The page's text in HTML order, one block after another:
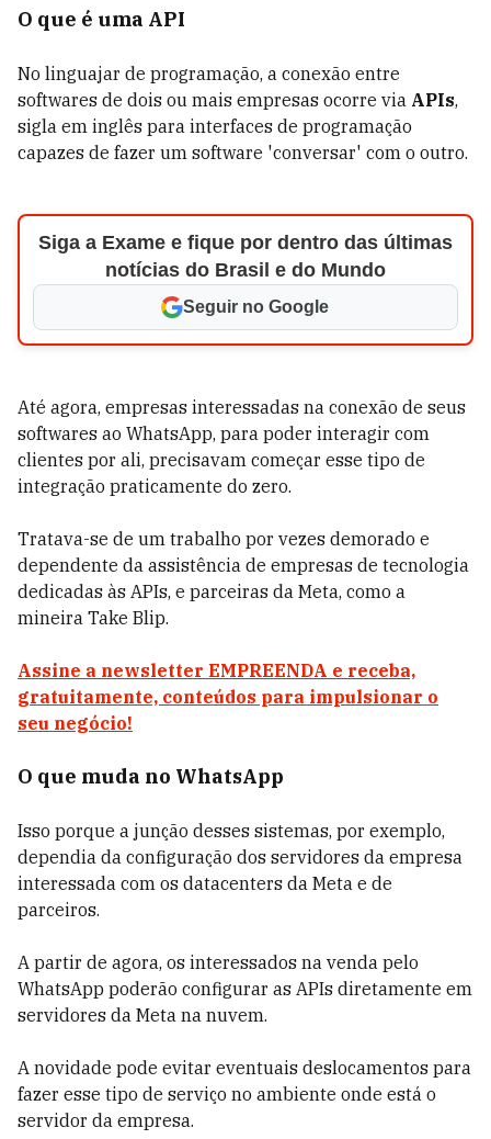
O que é uma API
No linguajar de programação, a conexão entre
softwares de dois ou mais empresas ocorre via APIs,
sigla em inglês para interfaces de programação
capazes de fazer um software 'conversar' com o outro.
Siga a Exame e fique por dentro das últimas
notícias do Brasil e do Mundo
Seguir no Google
Até agora, empresas interessadas na conexão de seus
softwares ao WhatsApp, para poder interagir com
clientes por ali, precisavam começar esse tipo de
integração praticamente do zero.
Tratava-se de um trabalho por vezes demorado e
dependente da assistência de empresas de tecnologia
dedicadas às APIs, e parceiras da Meta, como a
mineira Take Blip.
Assine a newsletter EMPREENDA e receba,
gratuitamente, conteúdos para impulsionar o
seu negócio!
O que muda no WhatsApp
Isso porque a junção desses sistemas, por exemplo,
dependia da configuração dos servidores da empresa
interessada com os datacenters da Meta e de
parceiros.
A partir de agora, os interessados na venda pelo
WhatsApp poderão configurar as APIs diretamente em
servidores da Meta na nuvem.
A novidade pode evitar eventuais deslocamentos para
fazer esse tipo de serviço no ambiente onde está o
servidor da empresa.